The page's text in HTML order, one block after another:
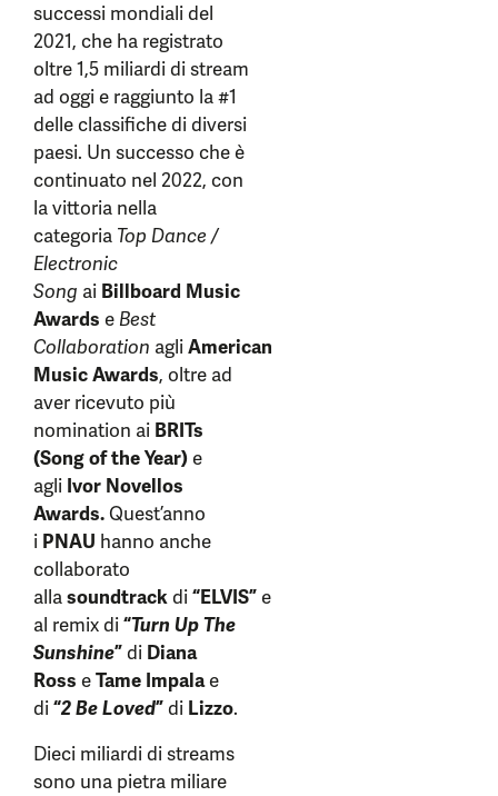
successi mondiali del
2021, che ha registrato
oltre 1,5 miliardi di stream
ad oggi e raggiunto la #1
delle classifiche di diversi
paesi. Un successo che è
continuato nel 2022, con
la vittoria nella
categoria Top Dance /
Electronic
Song ai Billboard Music
Awards e Best
Collaboration agliAmerican
Music Awards, oltre ad
aver ricevuto più
nomination ai BRITs
(Song of the Year)e
agli Ivor Novellos
Awards.Quest’anno
i PNAU hanno anche
collaborato
allasoundtrackdi“ELVIS”e
al remix di“Turn Up The
Sunshine”di Diana
Ross eTame Impalae
di“2 Be Loved”di Lizzo.
Dieci miliardi di streams
sono una pietra miliare